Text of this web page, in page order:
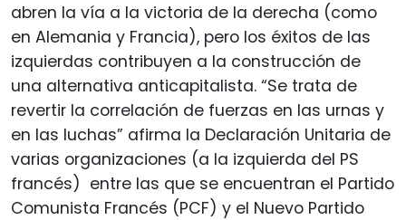
abren la vía a la victoria de la derecha (como
en Alemania y Francia), pero los éxitos de las
izquierdas contribuyen a la construcción de
una alternativa anticapitalista. “Se trata de
revertir la correlación de fuerzas en las urnas y
en las luchas” afirma la Declaración Unitaria de
varias organizaciones (a la izquierda del PS
francés) entre las que se encuentran el Partido
Comunista Francés (PCF) y el Nuevo Partido